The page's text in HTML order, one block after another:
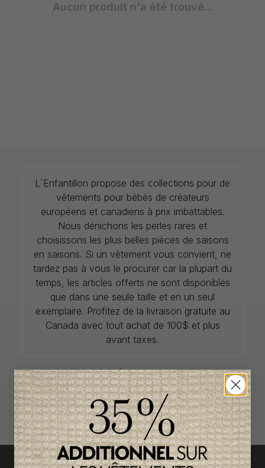
Aucun produit n'a été trouvé...
L`Enfantillon propose des collections pour de
vêtements pour bébés de créateurs
européens et canadiens à prix imbattables.
Nous dénichons les perles rares et
choisissons les plus belles pièces de saisons
en saisons. Si un vêtement vous convient, ne
tardez pas à vous le procurer car la plupart du
temps, les articles offerts ne sont disponibles
que dans une seule taille et en un seul
exemplaire. Profitez de la livraison gratuite au
Canada avec tout achat de 100$ et plus
avant taxes.
ACCÈS RAPIDE
magasinez par catégorie